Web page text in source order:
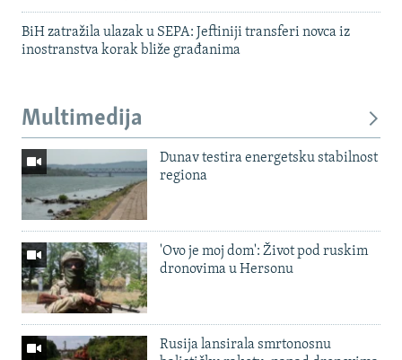
BiH zatražila ulazak u SEPA: Jeftiniji transferi novca iz
inostranstva korak bliže građanima
Multimedija
Dunav testira energetsku stabilnost
regiona
'Ovo je moj dom': Život pod ruskim
dronovima u Hersonu
Rusija lansirala smrtonosnu